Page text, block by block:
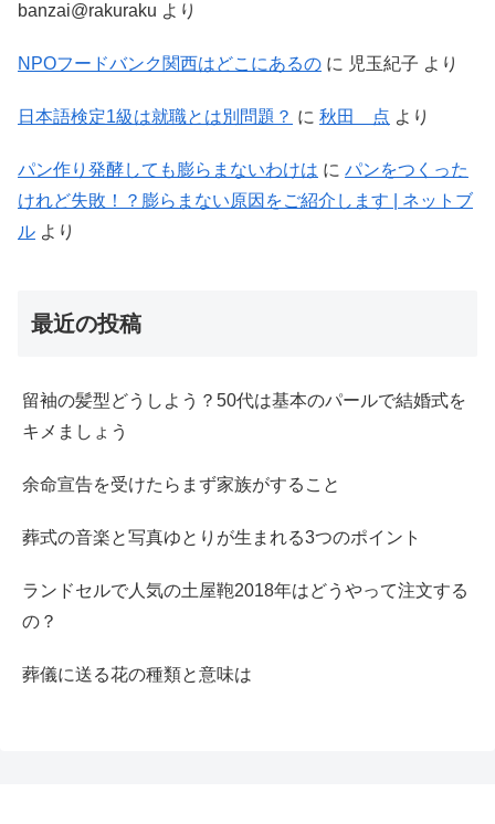
banzai@rakuraku より
NPOフードバンク関西はどこにあるの に 児玉紀子 より
日本語検定1級は就職とは別問題？ に 秋田 点 より
パン作り発酵しても膨らまないわけは に パンをつくった
けれど失敗！？膨らまない原因をご紹介します | ネットブ
ル より
最近の投稿
留袖の髪型どうしよう？50代は基本のパールで結婚式を
キメましょう
余命宣告を受けたらまず家族がすること
葬式の音楽と写真ゆとりが生まれる3つのポイント
ランドセルで人気の土屋鞄2018年はどうやって注文する
の？
葬儀に送る花の種類と意味は